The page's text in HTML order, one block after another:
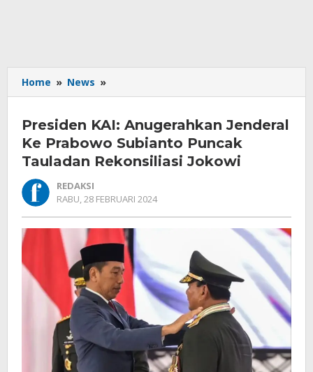
Home » News »
KAI:
Jenderal
Ke
Prabowo
Subianto
Tauladan
Rekonsiliasi
Jokowi
Presiden KAI: Anugerahkan Jenderal
Ke Prabowo Subianto Puncak
Tauladan Rekonsiliasi Jokowi
REDAKSI
RABU, 28 FEBRUARI 2024